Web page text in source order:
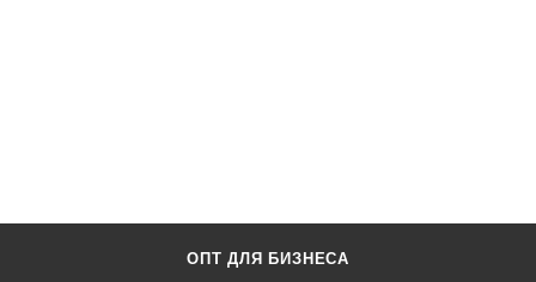
ОПТ ДЛЯ БИЗНЕСА